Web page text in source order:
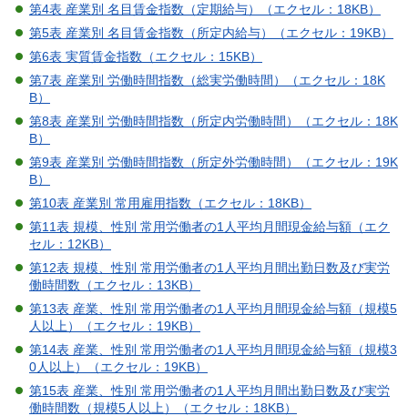
第4表 産業別 名目賃金指数（定期給与）（エクセル：18KB）
第5表 産業別 名目賃金指数（所定内給与）（エクセル：19KB）
第6表 実質賃金指数（エクセル：15KB）
第7表 産業別 労働時間指数（総実労働時間）（エクセル：18K
B）
第8表 産業別 労働時間指数（所定内労働時間）（エクセル：18K
B）
第9表 産業別 労働時間指数（所定外労働時間）（エクセル：19K
B）
第10表 産業別 常用雇用指数（エクセル：18KB）
第11表 規模、性別 常用労働者の1人平均月間現金給与額（エク
セル：12KB）
第12表 規模、性別 常用労働者の1人平均月間出勤日数及び実労
働時間数（エクセル：13KB）
第13表 産業、性別 常用労働者の1人平均月間現金給与額（規模5
人以上）（エクセル：19KB）
第14表 産業、性別 常用労働者の1人平均月間現金給与額（規模3
0人以上）（エクセル：19KB）
第15表 産業、性別 常用労働者の1人平均月間出勤日数及び実労
働時間数（規模5人以上）（エクセル：18KB）